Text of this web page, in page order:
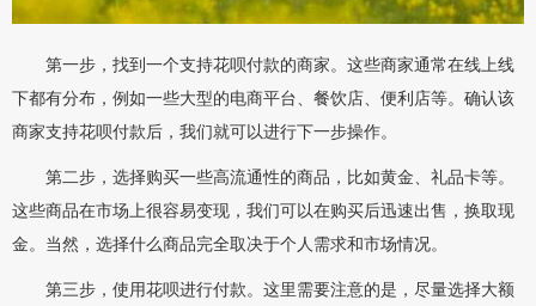
第一步，找到一个支持花呗付款的商家。这些商家通常在线上线
下都有分布，例如一些大型的电商平台、餐饮店、便利店等。确认该
商家支持花呗付款后，我们就可以进行下一步操作。
第二步，选择购买一些高流通性的商品，比如黄金、礼品卡等。
这些商品在市场上很容易变现，我们可以在购买后迅速出售，换取现
金。当然，选择什么商品完全取决于个人需求和市场情况。
第三步，使用花呗进行付款。这里需要注意的是，尽量选择大额